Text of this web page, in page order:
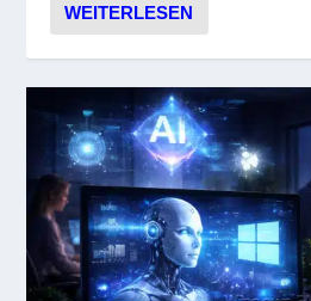
WEITERLESEN